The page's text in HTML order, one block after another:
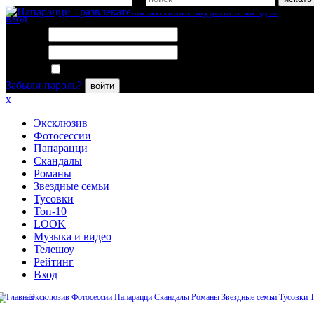
вход
Забыли пароль?
войти
x
Эксклюзив
Фотосессии
Папарацци
Скандалы
Романы
Звездные семьи
Тусовки
Топ-10
LOOK
Музыка и видео
Телешоу
Рейтинг
Вход
Эксклюзив Фотосессии Папарацци Скандалы Романы Звездные семьи Тусовки